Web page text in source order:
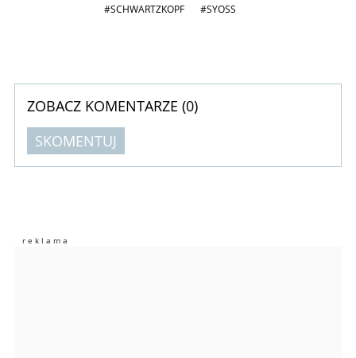
#SCHWARTZKOPF #SYOSS
ZOBACZ KOMENTARZE (0)
SKOMENTUJ
Imię (Wymagane)